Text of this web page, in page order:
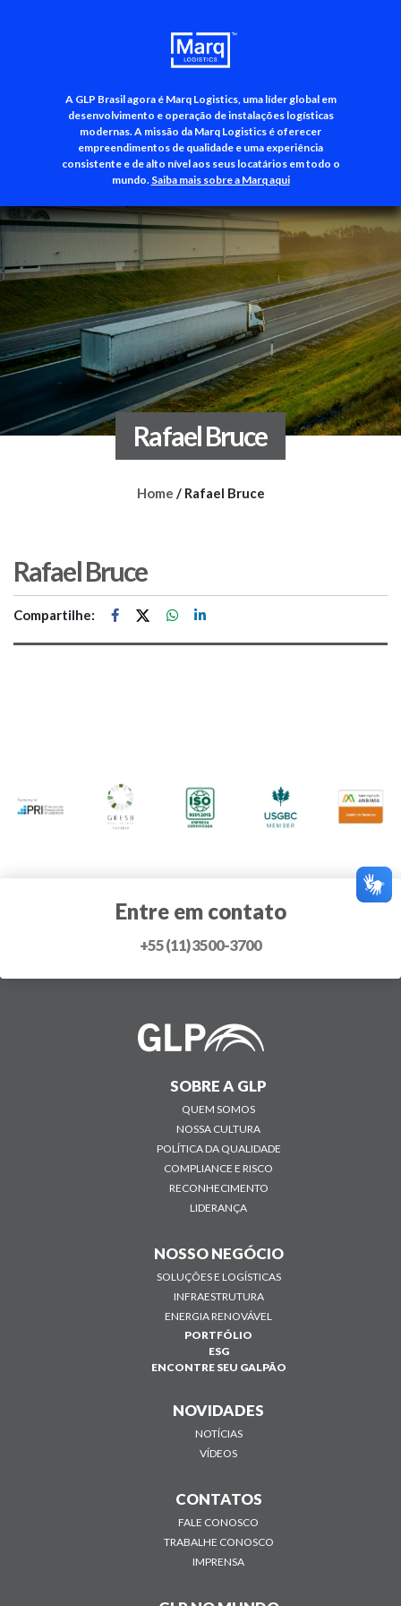
A GLP Brasil agora é Marq Logistics, uma líder global em
desenvolvimento e operação de instalações logísticas
modernas. A missão da Marq Logistics é oferecer
empreendimentos de qualidade e uma experiência
consistente e de alto nível aos seus locatários em todo o
mundo. Saiba mais sobre a Marq aqui
+55 (11) 3500-3700
Rafael Bruce
Home / Rafael Bruce
Rafael Bruce
Compartilhe:
Entre em contato
+55 (11) 3500-3700
SOBRE A GLP
QUEM SOMOS
NOSSA CULTURA
POLÍTICA DA QUALIDADE
COMPLIANCE E RISCO
RECONHECIMENTO
LIDERANÇA
NOSSO NEGÓCIO
SOLUÇÕES E LOGÍSTICAS
INFRAESTRUTURA
ENERGIA RENOVÁVEL
PORTFÓLIO
ESG
ENCONTRE SEU GALPÃO
NOVIDADES
NOTÍCIAS
VÍDEOS
CONTATOS
FALE CONOSCO
TRABALHE CONOSCO
IMPRENSA